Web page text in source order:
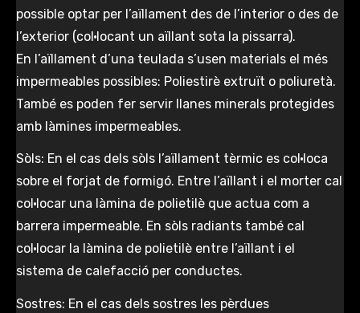
possible optar per l’aïllament des de l’interior o des de
l’exterior (col·locant un aïllant sota la pissarra).
En l’aïllament d’una teulada s’usen materials el més
impermeables possibles: Poliestirè extruït o poliuretà.
També es poden fer servir llanes minerals protegides
amb làmines impermeables.
Sòls: En el cas dels sòls l’aïllament tèrmic es col·loca
sobre el forjat de formigó. Entre l’aïllant i el morter cal
col·locar una làmina de polietilè que actua com a
barrera impermeable. En sòls radiants també cal
col·locar la làmina de polietilè entre l’aïllant i el
sistema de calefacció per conductes.
Sostres: En el cas dels sostres les pèrdues